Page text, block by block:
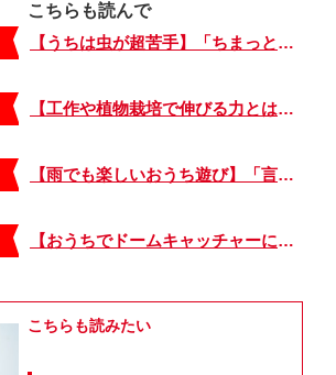
こちらも読んで
【うちは虫が超苦手】「ちまっとした虫にも大騒ぎ！」「可愛い系の虫……でも逃げる！」教えて！ みんなの虫ギライエピソード
【工作や植物栽培で伸びる力とは？】「非認知能力」を養う、おうちで楽しむ創作あそび・おうちあそび図鑑5
【雨でも楽しいおうち遊び】「言葉あそび」で伸ばす表現力や想像力・おうちあそび図鑑4
【おうちでドームキャッチャーに挑戦だ】アンパンマン わくわくドームキャッチャー
こちらも読みたい